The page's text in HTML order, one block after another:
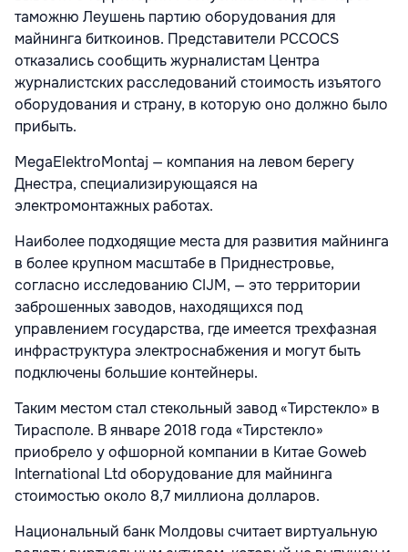
таможню Леушень партию оборудования для
майнинга биткоинов. Представители PCCOCS
отказались сообщить журналистам Центра
журналистских расследований стоимость изъятого
оборудования и страну, в которую оно должно было
прибыть.
MegaElektroMontaj — компания на левом берегу
Днестра, специализирующаяся на
электромонтажных работах.
Наиболее подходящие места для развития майнинга
в более крупном масштабе в Приднестровье,
согласно исследованию CIJM, — это территории
заброшенных заводов, находящихся под
управлением государства, где имеется трехфазная
инфраструктура электроснабжения и могут быть
подключены большие контейнеры.
Таким местом стал стекольный завод «Тирстекло» в
Тирасполе. В январе 2018 года «Тирстекло»
приобрело у офшорной компании в Китае Goweb
International Ltd оборудование для майнинга
стоимостью около 8,7 миллиона долларов.
Национальный банк Молдовы считает виртуальную